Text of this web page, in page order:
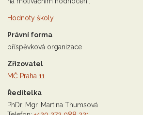
Hodnoty školy
Právní forma
příspěvková organizace
Zřizovatel
MČ Praha 11
Ředitelka
PhDr. Mgr. Martina Thumsová